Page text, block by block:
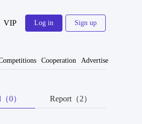
VIP Log in Sign up
Cooperation Advertise
0） Report（2）